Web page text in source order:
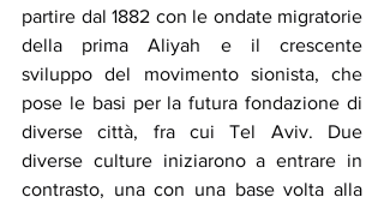
partire dal 1882 con le ondate migratorie
della prima Aliyah e il crescente
sviluppo del movimento sionista, che
pose le basi per la futura fondazione di
diverse città, fra cui Tel Aviv. Due
diverse culture iniziarono a entrare in
contrasto, una con una base volta alla